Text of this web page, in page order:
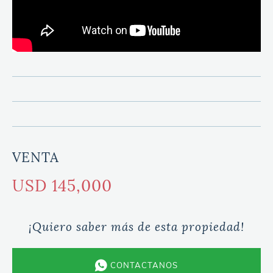
VENTA
USD 145,000
¡Quiero saber más de esta propiedad!
CONTACTANOS